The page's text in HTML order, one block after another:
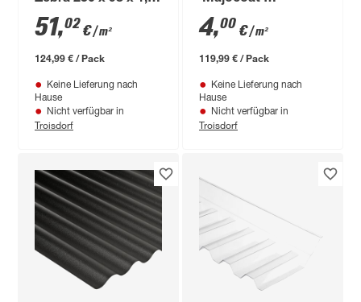
cm anthrazit
51,02€/ m²
124,99 € / Pack
Keine Lieferung nach
Hause
Nicht verfügbar in
Troisdorf
blau/schwarz 30 m²
4,00 €/ m²
119,99 € / Pack
Keine Lieferung nach
Hause
Nicht verfügbar in
Troisdorf